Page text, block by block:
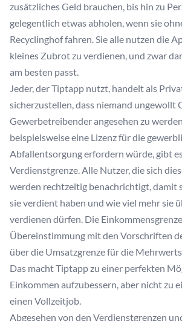
zusätzliches Geld brauchen, bis hin zu
gelegentlich etwas abholen, wenn sie
Recyclinghof fahren. Sie alle nutzen die
kleines Zubrot zu verdienen, und zwar
am besten passt.
Jeder, der Tiptapp nutzt, handelt als
sicherzustellen, dass niemand ungewollt
Gewerbetreibender angesehen zu
beispielsweise eine Lizenz für die
Abfallentsorgung erfordern würde, gibt
Verdienstgrenze. Alle Nutzer, die sich
werden rechtzeitig benachrichtigt, damit
sie verdient haben und wie viel mehr sie
verdienen dürfen. Die
Übereinstimmung mit den Vorschriften
über die Umsatzgrenze für die
Das macht Tiptapp zu einer perfekten
Einkommen aufzubessern, aber nicht zu
einen Vollzeitjob.
Abgesehen von den Verdienstgrenzen